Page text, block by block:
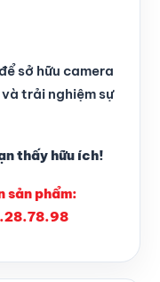
sở hữu camera
trải nghiệm sự
thấy hữu ích!
sản phẩm: